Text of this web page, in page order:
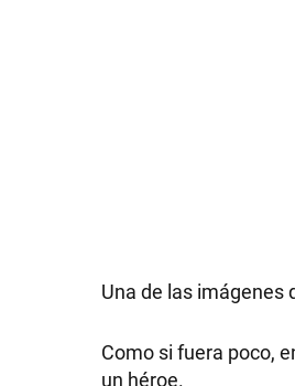
Una de las imágenes
Como si fuera poco,
un héroe.